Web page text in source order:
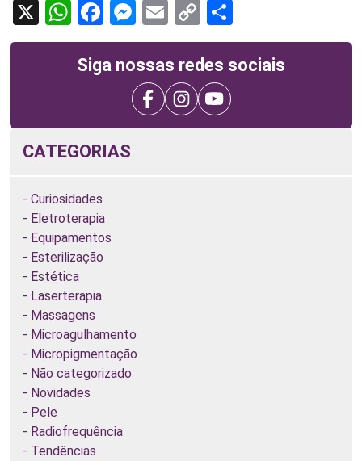
X WhatsApp
Facebook
Messenger
Email
Copy
Link
Siga nossas redes sociais
CATEGORIAS
Curiosidades
Eletroterapia
Equipamentos
Esterilização
Estética
Laserterapia
Massagens
Microagulhamento
Micropigmentação
Não categorizado
Novidades
Pele
Radiofrequência
Tendências